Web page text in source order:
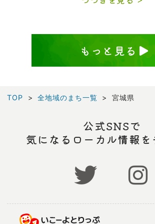
もっと見る
TOP 全地域のまち一覧 宮城県
公式SNSで
気になるローカル情報を